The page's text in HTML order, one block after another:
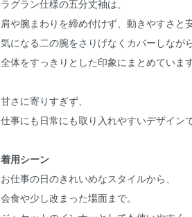
ラグラン仕様の五分丈袖は、
肩や腕まわりを締め付けず、動きやすさと
気になる二の腕をさりげなくカバーしながら
全体をすっきりとした印象にまとめています
甘さに寄りすぎず、
仕事にも日常にも取り入れやすいデザインで
着用シーン
お仕事の日のきれいめなスタイルから、
会食や少し改まった場面まで。